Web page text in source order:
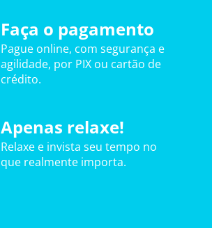
Faça o pagamento
Pague online, com segurança e
agilidade, por PIX ou cartão de
crédito.
Apenas relaxe!
Relaxe e invista seu tempo no
que realmente importa.